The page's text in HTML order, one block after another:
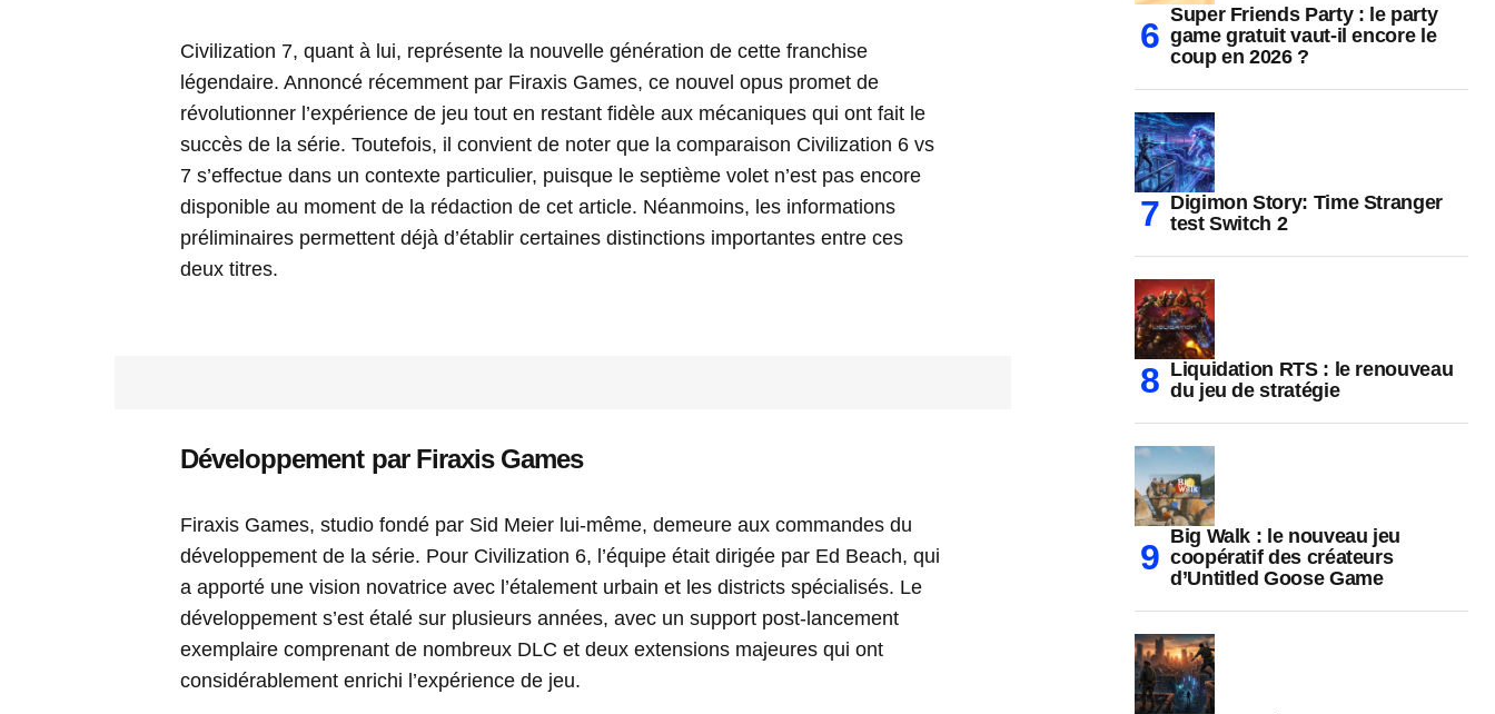
Civilization 7, quant à lui, représente la nouvelle génération de cette franchise
légendaire. Annoncé récemment par Firaxis Games, ce nouvel opus promet de
révolutionner l’expérience de jeu tout en restant fidèle aux mécaniques qui ont fait le
succès de la série. Toutefois, il convient de noter que la comparaison Civilization 6 vs
7 s’effectue dans un contexte particulier, puisque le septième volet n’est pas encore
disponible au moment de la rédaction de cet article. Néanmoins, les informations
préliminaires permettent déjà d’établir certaines distinctions importantes entre ces
deux titres.
Développement par Firaxis Games
Firaxis Games, studio fondé par Sid Meier lui-même, demeure aux commandes du
développement de la série. Pour Civilization 6, l’équipe était dirigée par Ed Beach, qui
a apporté une vision novatrice avec l’étalement urbain et les districts spécialisés. Le
développement s’est étalé sur plusieurs années, avec un support post-lancement
exemplaire comprenant de nombreux DLC et deux extensions majeures qui ont
considérablement enrichi l’expérience de jeu.
Super Friends Party : le party
game gratuit vaut-il encore le
coup en 2026 ?
Digimon Story: Time Stranger
test Switch 2
Liquidation RTS : le renouveau
du jeu de stratégie
Big Walk : le nouveau jeu
coopératif des créateurs
d’Untitled Goose Game